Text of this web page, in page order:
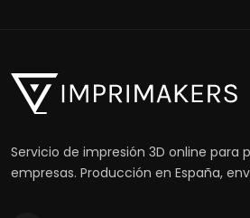
Servicio de impresión 3D online para
empresas. Producción en España,